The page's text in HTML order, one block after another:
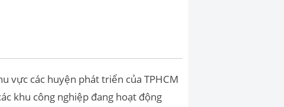
vực các huyện phát triển của TPHCM
khu công nghiệp đang hoạt động